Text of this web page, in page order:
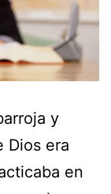
y
Dios era
en